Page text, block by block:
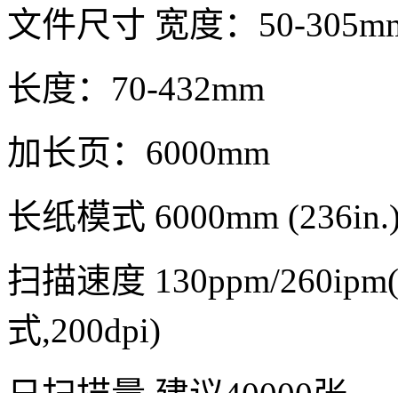
文件尺寸 宽度：50-
长度：70-432mm
加长页：6000mm
长纸模式 6000mm
扫描速度 130ppm/
式,200dpi)